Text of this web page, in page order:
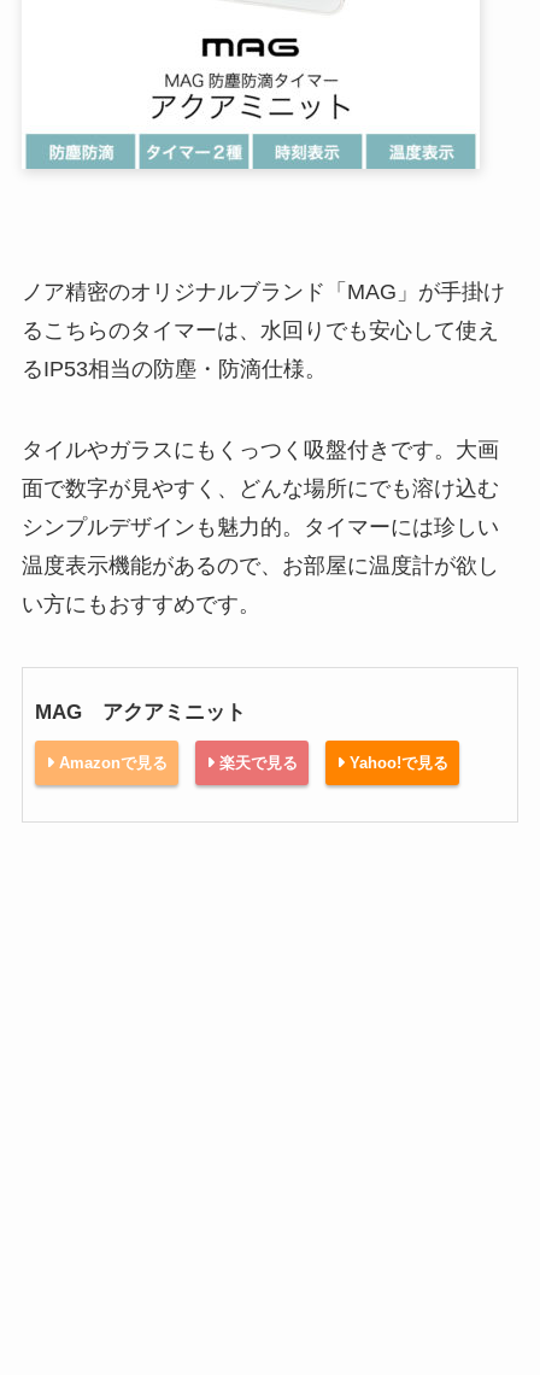
ノア精密のオリジナルブランド「MAG」が手掛け
るこちらのタイマーは、水回りでも安心して使え
るIP53相当の防塵・防滴仕様。
タイルやガラスにもくっつく吸盤付きです。大画
面で数字が見やすく、どんな場所にでも溶け込む
シンプルデザインも魅力的。タイマーには珍しい
温度表示機能があるので、お部屋に温度計が欲し
い方にもおすすめです。
MAG アクアミニット
Amazonで見る 楽天で見る Yahoo!で見る